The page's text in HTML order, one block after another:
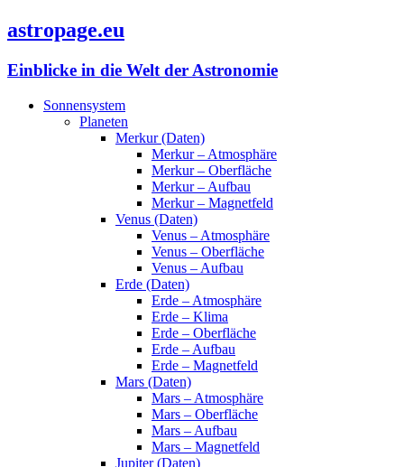
astropage.eu
Einblicke in die Welt der Astronomie
Sonnensystem
Planeten
Merkur (Daten)
Merkur – Atmosphäre
Merkur – Oberfläche
Merkur – Aufbau
Merkur – Magnetfeld
Venus (Daten)
Venus – Atmosphäre
Venus – Oberfläche
Venus – Aufbau
Erde (Daten)
Erde – Atmosphäre
Erde – Klima
Erde – Oberfläche
Erde – Aufbau
Erde – Magnetfeld
Mars (Daten)
Mars – Atmosphäre
Mars – Oberfläche
Mars – Aufbau
Mars – Magnetfeld
Jupiter (Daten)